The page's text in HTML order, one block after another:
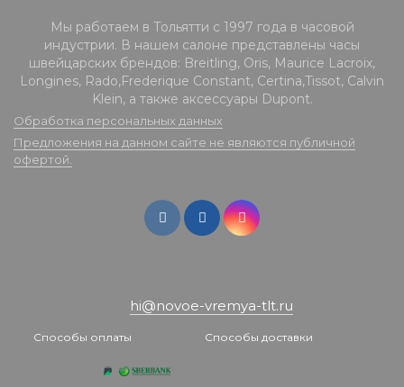
Мы работаем в Тольятти с 1997 года в часовой
индустрии. В нашем салоне представлены часы
швейцарских брендов: Breitling, Oris, Maurice Lacroix,
Longines, Rado,Frederique Constant, Certina,Tissot, Calvin
Klein, а также аксессуары Dupont.
Обработка персональных данных
Предложения на данном сайте не являются публичной
офертой.
hi@novoe-vremya-tlt.ru
Способы оплаты Способы доставки